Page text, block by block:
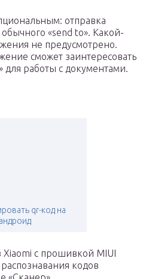
отправка
«send to». Какой-
не предусмотрено.
сможет заинтересовать
для работы с документами.
qr-код на
андроид
с прошивкой MIUI
кодов